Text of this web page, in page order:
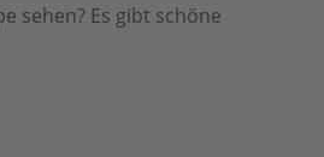
sehen? Es gibt schöne